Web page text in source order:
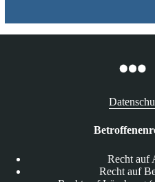
Recht auf
Recht auf